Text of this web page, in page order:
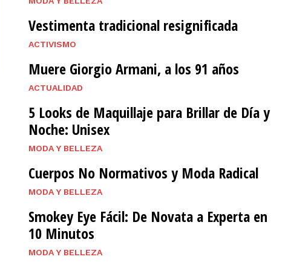
Vestimenta tradicional resignificada
ACTIVISMO
Muere Giorgio Armani, a los 91 años
ACTUALIDAD
5 Looks de Maquillaje para Brillar de Día y
Noche: Unisex
MODA Y BELLEZA
Cuerpos No Normativos y Moda Radical
MODA Y BELLEZA
Smokey Eye Fácil: De Novata a Experta en
10 Minutos
MODA Y BELLEZA